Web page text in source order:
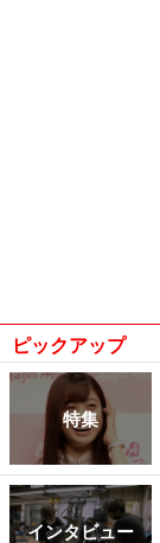
ピックアップ
特集
インタビュー